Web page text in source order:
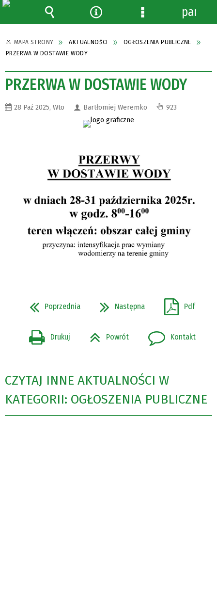
MAPA STRONY AKTUALNOŚCI
OGŁOSZENIA PUBLICZNE
PRZERWA W DOSTAWIE WODY
PRZERWA W DOSTAWIE WODY
28 Paź 2025, Wto Bartłomiej Weremko 923
Poprzednia Następna Pdf
Drukuj Powrót Kontakt
CZYTAJ INNE AKTUALNOŚCI W
KATEGORII: OGŁOSZENIA PUBLICZNE
WyszukiwarkaNarzędziaMenu
szczegółowe
panel